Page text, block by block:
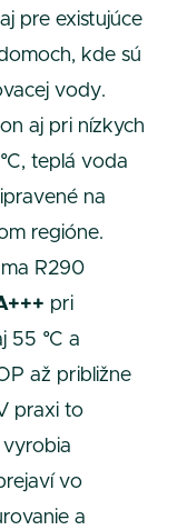
pre existujúce
kde sú
vody.
aj pri nízkych
teplá voda
na
regióne.
R290
pri
55 °C a
až približne
praxi to
vyrobia
vo
a